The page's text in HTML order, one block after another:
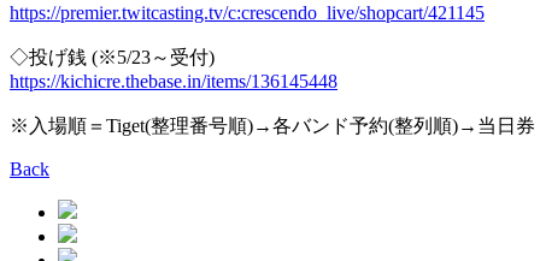
https://premier.twitcasting.tv/c:crescendo_live/shopcart/421145
◇投げ銭 (※5/23～受付)
https://kichicre.thebase.in/items/136145448
※入場順＝Tiget(整理番号順)→各バンド予約(整列順)→当日券
Back